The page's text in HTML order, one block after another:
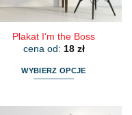
Plakat I’m the Boss
cena od: 18 zł
WYBIERZ OPCJE